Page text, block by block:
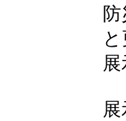
展
展